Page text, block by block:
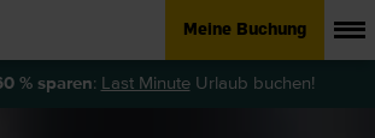
Meine Buchung
% sparen: Last MinuteUrlaub buchen!